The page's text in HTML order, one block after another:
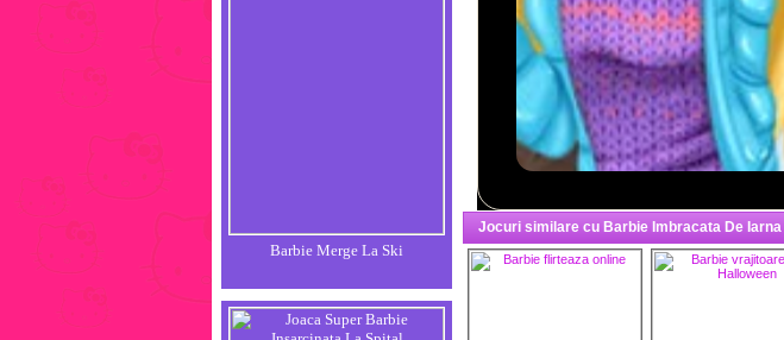
Barbie Merge La Ski
Jocuri similare cu Barbie Imbracata De Iarna